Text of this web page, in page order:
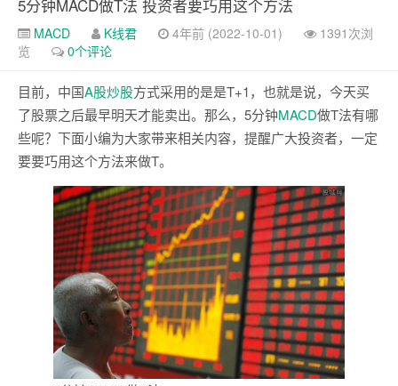
5分钟MACD做T法 投资者要巧用这个方法
MACD K线君 4年前 (2022-10-01)
1391次浏
览
0个评论
目前，中国A股炒股方式采用的是是T+1，也就是说，今天买
了股票之后最早明天才能卖出。那么，5分钟MACD做T法有哪
些呢？下面小编为大家带来相关内容，提醒广大投资者，一定
要要巧用这个方法来做T。